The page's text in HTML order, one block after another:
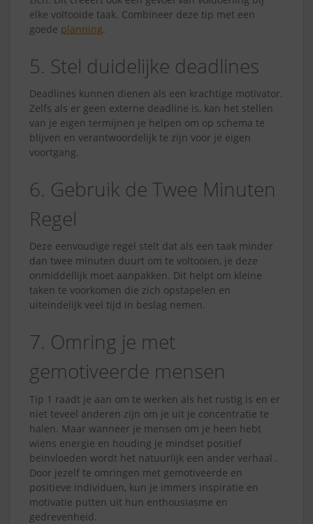
elke voltooide taak. Combineer deze tip met een
goede planning.
5. Stel duidelijke deadlines
Deadlines kunnen dienen als een krachtige motivator.
Zelfs als er geen externe deadline is, kan het stellen
van je eigen termijnen je helpen om op schema te
blijven en verantwoordelijk te zijn voor je eigen
voortgang.
6. Gebruik de Twee Minuten
Regel
Deze eenvoudige regel stelt dat als een taak minder
dan twee minuten duurt om te voltooien, je deze
onmiddellijk moet aanpakken. Dit helpt om kleine
taken te voorkomen die zich opstapelen en
uiteindelijk veel tijd in beslag nemen.
7. Omring je met
gemotiveerde mensen
Tip 1 raadt je aan om te werken als het rustig is en er
niet teveel anderen zijn om je uit je concentratie te
halen. Maar wanneer je mensen om je heen hebt
wiens energie en houding je mindset positief
beïnvloeden wordt het natuurlijk een ander verhaal .
Door jezelf te omringen met gemotiveerde en
positieve individuen, kun je immers inspiratie en
motivatie putten uit hun enthousiasme en
gedrevenheid.